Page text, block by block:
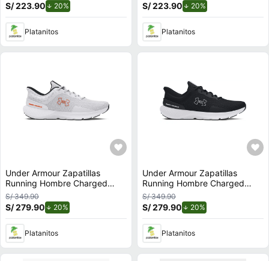
S/ 223.90 20%
Platanitos
S/ 223.90 20%
Platanitos
Under Armour Zapatillas
Running Hombre Charged
Escape 4 Nm
S/ 349.90
S/ 279.90 20%
Platanitos
Under Armour Zapatillas
Running Hombre Charged
Escape 4 Nm
S/ 349.90
S/ 279.90 20%
Platanitos